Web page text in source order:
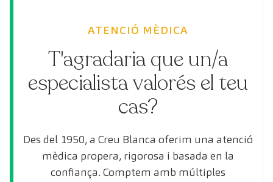
ATENCIÓ MÈDICA
T'agradaria que un/a
especialista valorés el teu
cas?
Des del 1950, a Creu Blanca oferim una atenció
mèdica propera, rigorosa i basada en la
confiança. Comptem amb múltiples